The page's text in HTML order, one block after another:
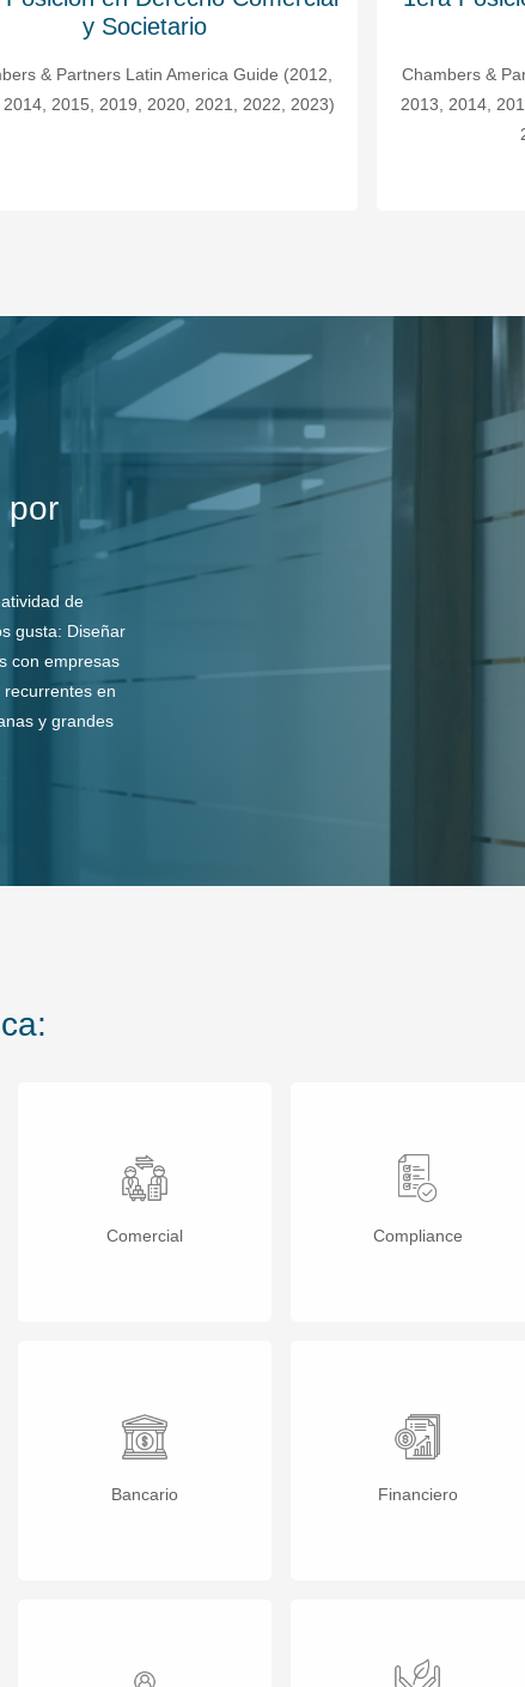
y Financiero
& Partners Latin America Guide (2012,
2014, 2015, 2016, 2017, 2018, 2019, 2020,
Premios
(2011,
por
de
gusta: Diseñar
con empresas
en
y grandes
Comercial Compliance
Bancario Financiero